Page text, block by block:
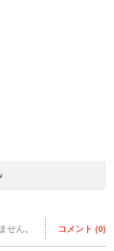
せん。 コメント (0)